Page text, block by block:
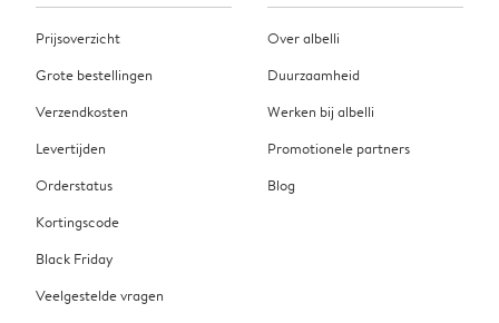
Prijsoverzicht
Grote bestellingen
Verzendkosten
Levertijden
Orderstatus
Kortingscode
Black Friday
Veelgestelde vragen
Over albelli
Duurzaamheid
Werken bij albelli
Promotionele partners
Blog